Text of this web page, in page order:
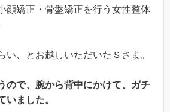
顔矯正・骨盤矯正を行う女性整体
い、とお越しいただいたＳさま。
ので、腕から背中にかけて、ガチ
いました。